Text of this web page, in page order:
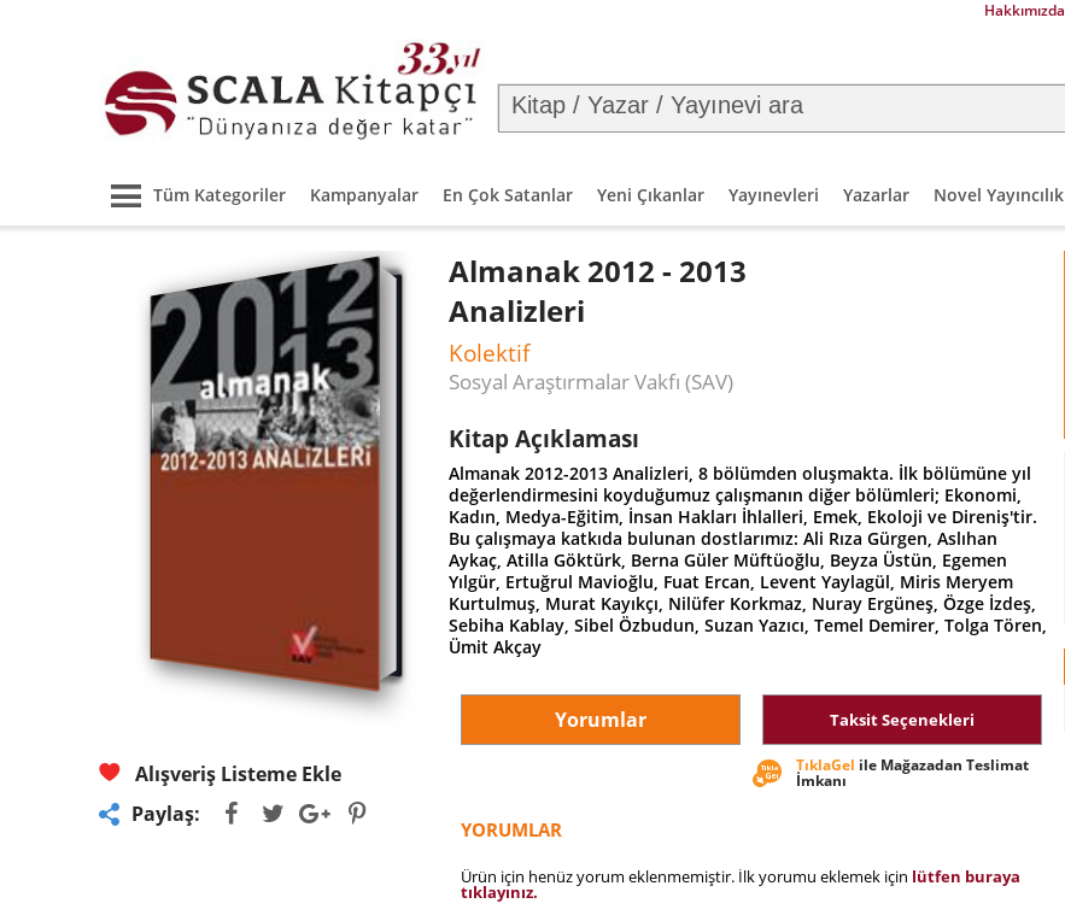
Hakkımızda
Tüm Kategoriler Kampanyalar En Çok Satanlar Yeni Çıkanlar Yayınevleri Yazarlar Novel Yayıncılık
Alışveriş Listeme Ekle
Paylaş:
Almanak 2012 - 2013
Analizleri
Kolektif
Sosyal Araştırmalar Vakfı (SAV)
Kitap Açıklaması
Almanak 2012-2013 Analizleri, 8 bölümden oluşmakta. İlk bölümüne yıl
değerlendirmesini koyduğumuz çalışmanın diğer bölümleri; Ekonomi,
Kadın, Medya-Eğitim, İnsan Hakları İhlalleri, Emek, Ekoloji ve Direniş'tir.
Bu çalışmaya katkıda bulunan dostlarımız: Ali Rıza Gürgen, Aslıhan
Aykaç, Atilla Göktürk, Berna Güler Müftüoğlu, Beyza Üstün, Egemen
Yılgür, Ertuğrul Mavioğlu, Fuat Ercan, Levent Yaylagül, Miris Meryem
Kurtulmuş, Murat Kayıkçı, Nilüfer Korkmaz, Nuray Ergüneş, Özge İzdeş,
Sebiha Kablay, Sibel Özbudun, Suzan Yazıcı, Temel Demirer, Tolga Tören,
Ümit Akçay
Yorumlar Taksit Seçenekleri
TıklaGel ile Mağazadan Teslimat
İmkanı
YORUMLAR
Ürün için henüz yorum eklenmemiştir. İlk yorumu eklemek için lütfen buraya
tıklayınız.